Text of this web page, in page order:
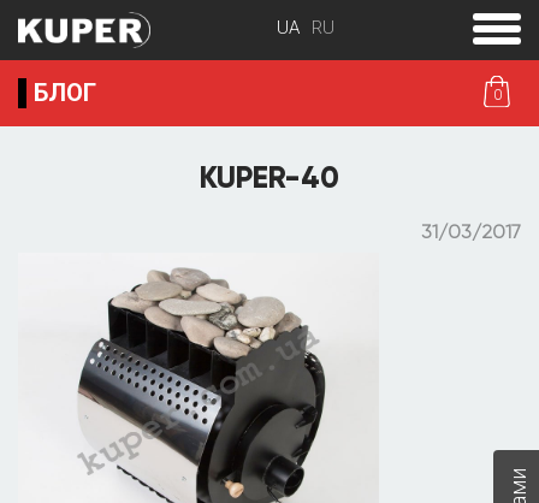
0
toggle
menu
БЛОГ
KUPER-40
31/03/2017